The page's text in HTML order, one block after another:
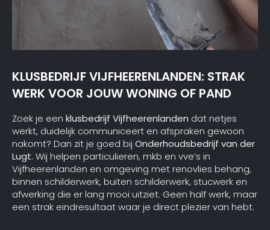
KLUSBEDRIJF VIJFHEERENLANDEN: STRAK
WERK VOOR JOUW WONING OF PAND
Zoek je een klusbedrijf Vijfheerenlanden dat netjes
werkt, duidelijk communiceert en afspraken gewoon
nakomt? Dan zit je goed bij Onderhoudsbedrijf van der
Lugt. Wij helpen particulieren, mkb en vve’s in
Vijfheerenlanden en omgeving met renovlies behang,
binnen schilderwerk, buiten schilderwerk, stucwerk en
afwerking die er lang mooi uitziet. Geen half werk, maar
een strak eindresultaat waar je direct plezier van hebt.